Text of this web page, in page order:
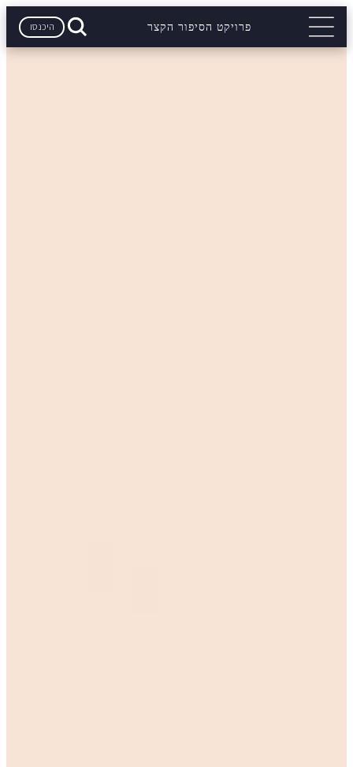
פרויקט הסיפור הקצר היכנסו